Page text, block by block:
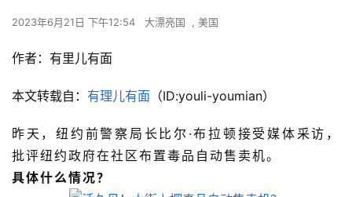
2023年6月21日 下午12:54 大漂亮国 , 美国
作者： 有里儿有面
本文转载自： 有理儿有面 （ID:youli-youmian）
昨天，纽约前警察局长比尔·布拉顿接受媒体采访，
批评纽约政府在社区布置毒品自动售卖机。
具体什么情况？